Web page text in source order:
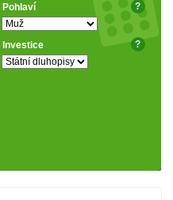
Pohlaví ?
Investice ?